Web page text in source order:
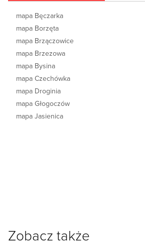
mapa Bęczarka
mapa Borzęta
mapa Brzączowice
mapa Brzezowa
mapa Bysina
mapa Czechówka
mapa Droginia
mapa Głogoczów
mapa Jasienica
Zobacz także